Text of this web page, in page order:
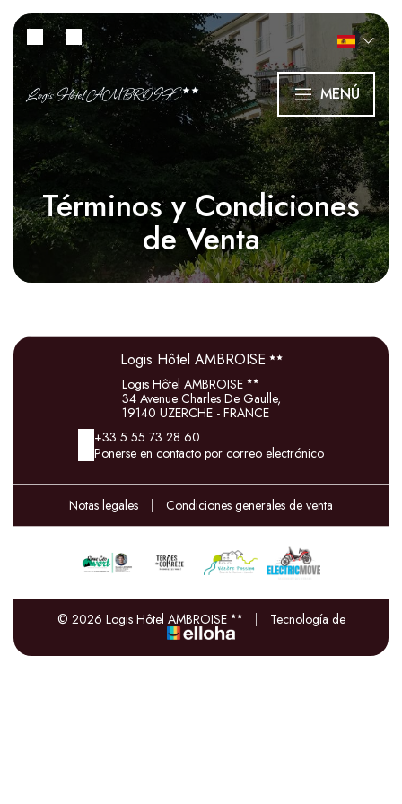
Logis Hôtel AMBROISE MENÚ
Términos y Condiciones
de Venta
Logis Hôtel AMBROISE
Logis Hôtel AMBROISE
34 Avenue Charles De Gaulle,
19140 UZERCHE - FRANCE
+33 5 55 73 28 60
Ponerse en contacto por correo electrónico
Notas legales Condiciones generales de venta
© 2026 Logis Hôtel AMBROISE Tecnología de